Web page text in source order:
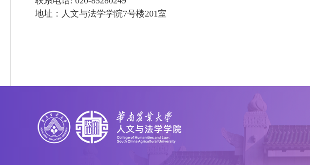
地址：人文与法学学院7号楼201室